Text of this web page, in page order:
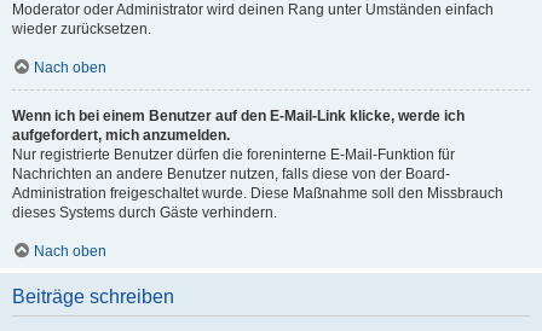
Moderator oder Administrator wird deinen Rang unter Umständen einfach
wieder zurücksetzen.
Nach oben
Wenn ich bei einem Benutzer auf den E-Mail-Link klicke, werde ich
aufgefordert, mich anzumelden.
Nur registrierte Benutzer dürfen die foreninterne E-Mail-Funktion für
Nachrichten an andere Benutzer nutzen, falls diese von der Board-
Administration freigeschaltet wurde. Diese Maßnahme soll den Missbrauch
dieses Systems durch Gäste verhindern.
Nach oben
Beiträge schreiben